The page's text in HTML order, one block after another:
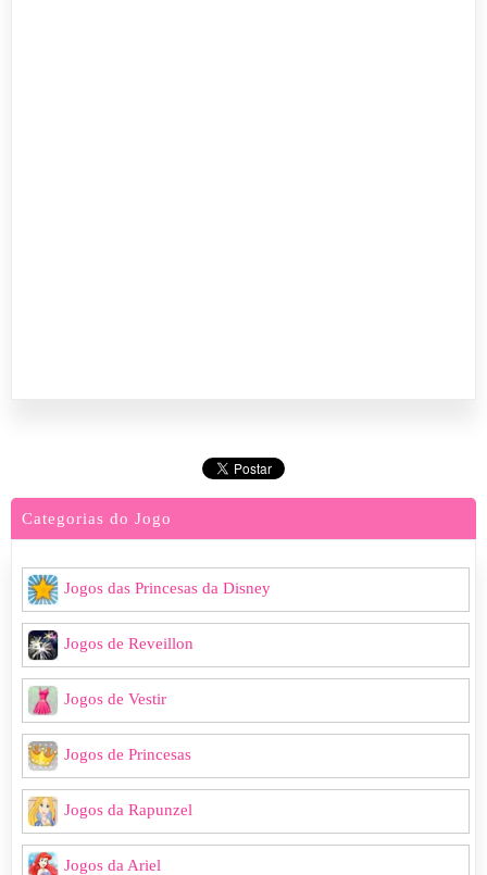
Categorias do Jogo
Jogos das Princesas da Disney
Jogos de Reveillon
Jogos de Vestir
Jogos de Princesas
Jogos da Rapunzel
Jogos da Ariel